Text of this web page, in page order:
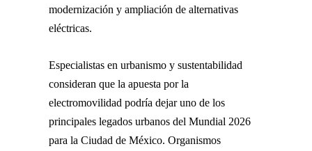
modernización y ampliación de alternativas
eléctricas.
Especialistas en urbanismo y sustentabilidad
consideran que la apuesta por la
electromovilidad podría dejar uno de los
principales legados urbanos del Mundial 2026
para la Ciudad de México. Organismos